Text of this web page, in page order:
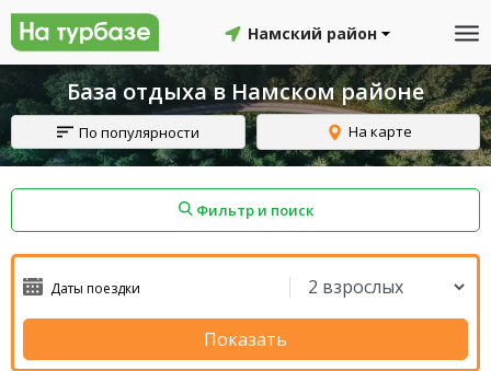
Намский район
База отдыха в Намском районе
По популярности На карте
Фильтр и поиск
Показать
Смоленский район Топчихинский район